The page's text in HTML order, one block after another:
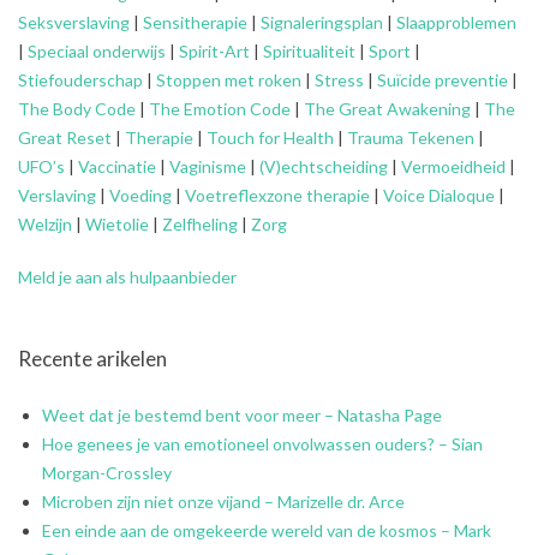
Seksverslaving | Sensitherapie | Signaleringsplan | Slaapproblemen
| Speciaal onderwijs | Spirit-Art | Spiritualiteit | Sport |
Stiefouderschap | Stoppen met roken | Stress | Suïcide preventie |
The Body Code | The Emotion Code | The Great Awakening | The
Great Reset | Therapie | Touch for Health | Trauma Tekenen |
UFO’s | Vaccinatie | Vaginisme | (V)echtscheiding | Vermoeidheid |
Verslaving | Voeding | Voetreflexzone therapie | Voice Dialoque |
Welzijn | Wietolie | Zelfheling | Zorg
Meld je aan als hulpaanbieder
Recente arikelen
Weet dat je bestemd bent voor meer – Natasha Page
Hoe genees je van emotioneel onvolwassen ouders? – Sian
Morgan-Crossley
Microben zijn niet onze vijand – Marizelle dr. Arce
Een einde aan de omgekeerde wereld van de kosmos – Mark